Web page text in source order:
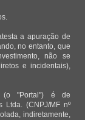
a apuração de
no entanto, que
não se
e incidentais),
(o "Portal") é de
Ltda. (CNPJ/MF nº
indiretamente,